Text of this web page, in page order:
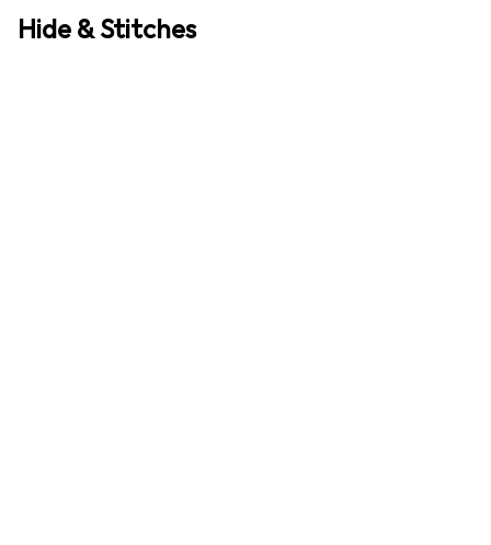
Hide & Stitches